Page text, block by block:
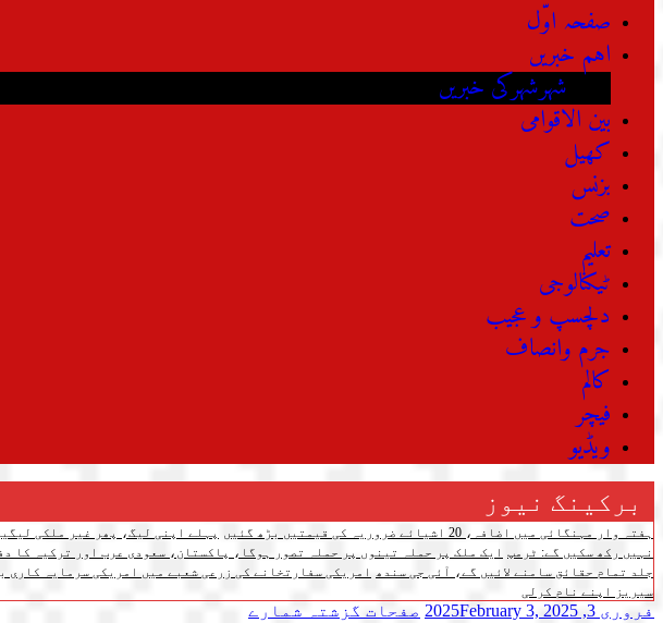
صفحہ اوّل
اہم خبریں
شہرشہرکی خبریں
بین الاقوامی
کھیل
بزنس
صحت
تعلیم
ٹیکنالوجی
دلچسپ و عجیب
جرم وانصاف
کالم
فیچر
ویڈیو
برکینگ نیوز
ہفتہ وار مہنگائی میں اضافہ، 20 اشیائے ضروریہ کی قیمتیں بڑھ گئیں پہلے اپنی لیگ، پھر غیر ملکی
نہیں رکھ سکیں گے: ٹرمپ ایک ملک پر حملہ تینوں پر حملہ تصور ہوگا، پاکستان، سعودی عرب اور ترکیہ کا
جلد تمام حقائق سامنے لائیں گے، آئی جی سندھ امریکی سفارتخانے کی زرعی شعبے میں امریکی سرمایہ کاری
سیریز اپنے نام کرلی
فروری 3, 2025 February 3, 2025 صفحات گزشتہ شمارے